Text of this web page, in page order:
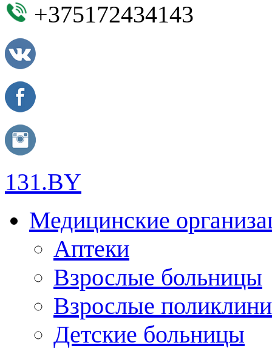
+375172434143
131.BY
Медицинские
Аптеки
Взрослые больницы
Взрослые
Детские больницы